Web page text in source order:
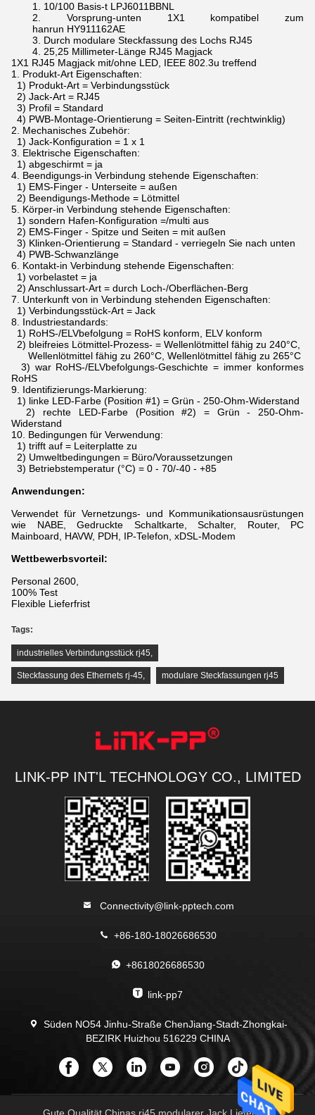
10/100 Basis-t LPJ6011BBNL
Vorsprung-unten 1X1 kompatibel zum
hanrun HY911162AE
Durch modulare Steckfassung des Lochs RJ45
25,25 Millimeter-Länge RJ45 Magjack
1X1 RJ45 Magjack mit/ohne LED, IEEE 802.3u treffend
1. Produkt-Art Eigenschaften:
1) Produkt-Art = Verbindungsstück
2) Jack-Art = RJ45
3) Profil = Standard
4) PWB-Montage-Orientierung = Seiten-Eintritt (rechtwinklig)
2. Mechanisches Zubehör:
1) Jack-Konfiguration = 1 x 1
3. Elektrische Eigenschaften:
1) abgeschirmt = ja
4. Beendigungs-in Verbindung stehende Eigenschaften:
1) EMS-Finger - Unterseite = außen
2) Beendigungs-Methode = Lötmittel
5. Körper-in Verbindung stehende Eigenschaften:
1) sondern Hafen-Konfiguration =/multi aus
2) EMS-Finger - Spitze und Seiten = mit außen
3) Klinken-Orientierung = Standard - verriegeln Sie nach unten
4) PWB-Schwanzlänge
6. Kontakt-in Verbindung stehende Eigenschaften:
1) vorbelastet = ja
2) Anschlussart-Art = durch Loch-/Oberflächen-Berg
7. Unterkunft von in Verbindung stehenden Eigenschaften:
1) Verbindungsstück-Art = Jack
8. Industriestandards:
1) RoHS-/ELVbefolgung = RoHS konform, ELV konform
2) bleifreies Lötmittel-Prozess- = Wellenlötmittel fähig zu 240°C,
Wellenlötmittel fähig zu 260°C, Wellenlötmittel fähig zu 265°C
3) war RoHS-/ELVbefolgungs-Geschichte = immer konformes
RoHS
9. Identifizierungs-Markierung:
1) linke LED-Farbe (Position #1) = Grün - 250-Ohm-Widerstand
2) rechte LED-Farbe (Position #2) = Grün - 250-Ohm-
Widerstand
10. Bedingungen für Verwendung:
1) trifft auf = Leiterplatte zu
2) Umweltbedingungen = Büro/Voraussetzungen
3) Betriebstemperatur (°C) = 0 - 70/-40 - +85
Anwendungen:
Verwendet für Vernetzungs- und Kommunikationsausrüstungen
wie NABE, Gedruckte Schaltkarte, Schalter, Router, PC
Mainboard, HAVW, PDH, IP-Telefon, xDSL-Modem
Wettbewerbsvorteil:
Personal 2600,
100% Test
Flexible Lieferfrist
Tags:
industrielles Verbindungsstück rj45,
Steckfassung des Ethernets rj-45, modulare Steckfassungen rj45
LINK-PP INT'L TECHNOLOGY CO., LIMITED
Connectivity@link-pptech.com
+86-180-18026686530
+8618026686530
link-pp7
Süden NO54 Jinhu-Straße ChenJiang-Stadt-Zhongkai-
BEZIRK Huizhou 516229 CHINA